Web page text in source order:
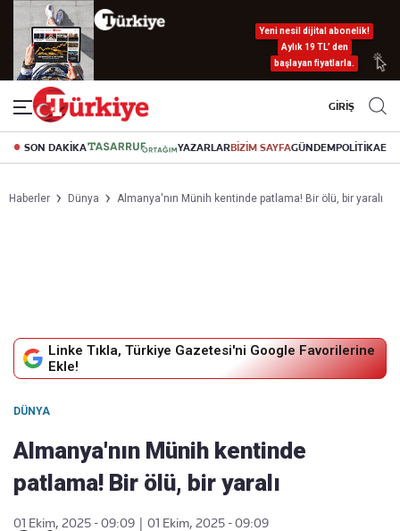
Yeni nesil dijital abonelik!
Aylık 19 TL’ den
başlayan fiyatlarla.
GİRİŞ
SON DAKİKA YAZARLARBİZİM SAYFAGÜNDEMPOLİTİKA
Haberler Dünya Almanya'nın Münih kentinde patlama! Bir ölü, bir yaralı
Linke Tıkla, Türkiye Gazetesi'ni Google Favorilerine
Ekle!
DÜNYA
Almanya'nın Münih kentinde
patlama! Bir ölü, bir yaralı
01 Ekim, 2025 - 09:09
01 Ekim, 2025 - 09:09